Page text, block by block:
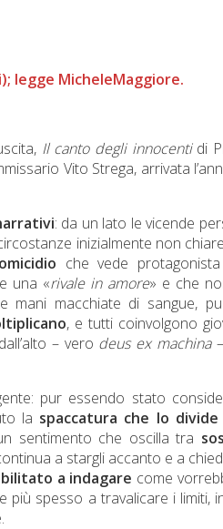
legge MicheleMaggiore.
Il canto degli innocentidi
Vito Strega, arrivata
: da un lato le vicende
inizialmente non
che vede
una «rivale in amore» e che
mani macchiate di sangue,
, e tutti coinvolgono
– vero deus ex machina–
pur essendo stato
la spaccatura che lo
sentimento che oscilla tra
a stargli accanto e a
a indagare come
più spesso a travalicare i limiti,